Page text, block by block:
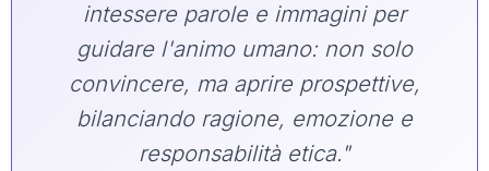
intessere parole e immagini per
guidare l'animo umano: non solo
convincere, ma aprire prospettive,
bilanciando ragione, emozione e
responsabilità etica."